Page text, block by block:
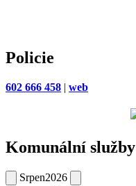
Policie
602 666 458 | web
Komunální služby
Srpen2026